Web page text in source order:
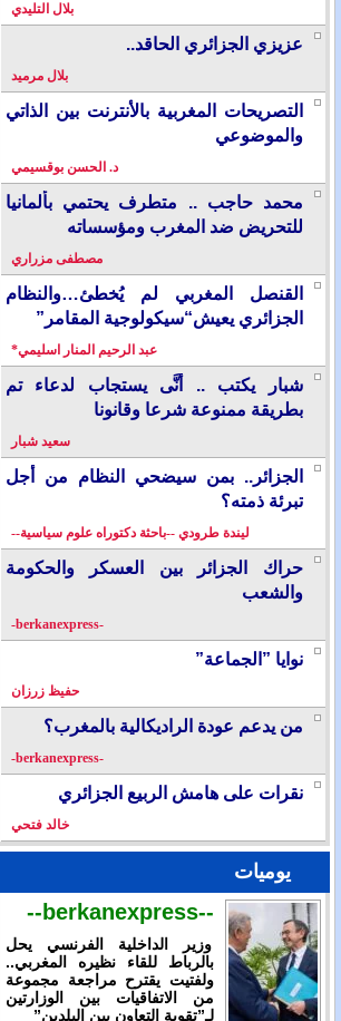
بلال التليدي
عزيزي الجزائري الحاقد..
بلال مرميد
التصريحات المغربية بالأنترنت بين الذاتي
والموضوعي
د. الحسن بوقسيمي
محمد حاجب .. متطرف يحتمي بألمانيا
للتحريض ضد المغرب ومؤسساته
مصطفى مزراري
القنصل المغربي لم يُخطئ…والنظام
الجزائري يعيش“سيكولوجية المقامر”
عبد الرحيم المنار اسليمي*
شبار يكتب .. أنَّى يستجاب لدعاء تم
بطريقة ممنوعة شرعا وقانونا
سعيد شبار
الجزائر.. بمن سيضحي النظام من أجل
تبرئة ذمته؟
ليندة طرودي --باحثة دكتوراه علوم سياسية--
حراك الجزائر بين العسكر والحكومة
والشعب
-berkanexpress-
نوايا ”الجماعة”
حفيظ زرزان
من يدعم عودة الراديكالية بالمغرب؟
-berkanexpress-
نقرات على هامش الربيع الجزائري
خالد فتحي
يوميات
--berkanexpress--
وزير الداخلية الفرنسي يحل
بالرباط للقاء نظيره المغربي..
ولفتيت يقترح مراجعة مجموعة
من الاتفاقيات بين الوزارتين
لـ”تقوية التعاون بين البلدين”